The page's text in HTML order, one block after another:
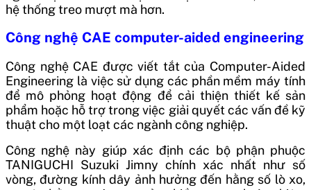
hệ thống treo mượt mà hơn.
Công nghệ CAE computer-aided engineering
Công nghệ CAE được viết tắt của Computer-Aided
Engineering là việc sử dụng các phần mềm máy tính
để mô phỏng hoạt động để cải thiện thiết kế sản
phẩm hoặc hỗ trợ trong việc giải quyết các vấn đề kỹ
thuật cho một loạt các ngành công nghiệp.
Công nghệ này giúp xác định các bộ phận phuộc
TANIGUCHI Suzuki Jimny chính xác nhất như số
vòng, đường kính dây ảnh hưởng đến hằng số lò xo,